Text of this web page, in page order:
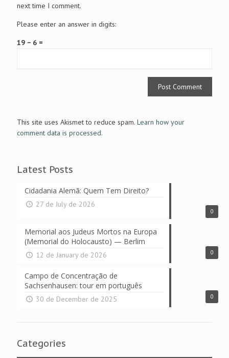
next time I comment.
Please enter an answer in digits:
19 − 6 =
This site uses Akismet to reduce spam. Learn how your
comment data is processed.
Latest Posts
0
Cidadania Alemã: Quem Tem Direito?
27 de July de 2026
0
Memorial aos Judeus Mortos na Europa
(Memorial do Holocausto) — Berlim
12 de January de 2026
0
Campo de Concentração de
Sachsenhausen: tour em português
30 de December de 2025
Categories